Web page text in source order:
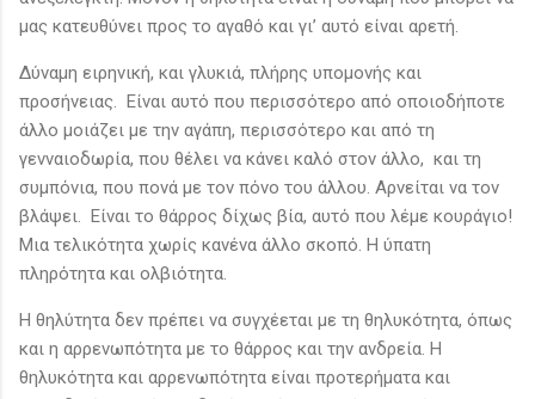
μας κατευθύνει προς το αγαθό και γι’ αυτό είναι αρετή.
Δύναμη ειρηνική, και γλυκιά, πλήρης υπομονής και
προσήνειας. Είναι αυτό που περισσότερο από οποιοδήποτε
άλλο μοιάζει με την αγάπη, περισσότερο και από τη
γενναιοδωρία, που θέλει να κάνει καλό στον άλλο, και τη
συμπόνια, που πονά με τον πόνο του άλλου. Αρνείται να τον
βλάψει. Είναι το θάρρος δίχως βία, αυτό που λέμε κουράγιο!
Μια τελικότητα χωρίς κανένα άλλο σκοπό. Η ύπατη
πληρότητα και ολβιότητα.
Η θηλύτητα δεν πρέπει να συγχέεται με τη θηλυκότητα, όπως
και η αρρενωπότητα με το θάρρος και την ανδρεία. Η
θηλυκότητα και αρρενωπότητα είναι προτερήματα και